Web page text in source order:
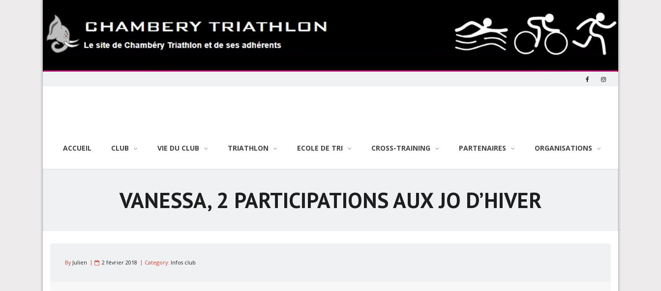
content
ACCUEIL CLUB VIE DU CLUB TRIATHLON ECOLE DE TRI CROSS-TRAINING PARTENAIRES ORGANISATIONS
VANESSA, 2 PARTICIPATIONS AUX JO D’HIVER
By Julien 2 février 2018 Category: Infos club